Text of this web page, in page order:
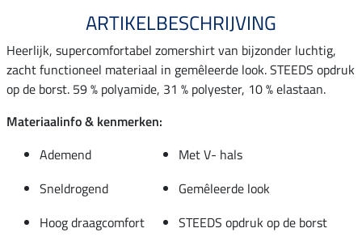
ARTIKELBESCHRIJVING
Heerlijk, supercomfortabel zomershirt van bijzonder luchtig,
zacht functioneel materiaal in gemêleerde look. STEEDS opdruk
op de borst. 59 % polyamide, 31 % polyester, 10 % elastaan.
Materiaalinfo & kenmerken:
Ademend
Met V- hals
Sneldrogend
Gemêleerde look
Hoog draagcomfort
STEEDS opdruk op de borst